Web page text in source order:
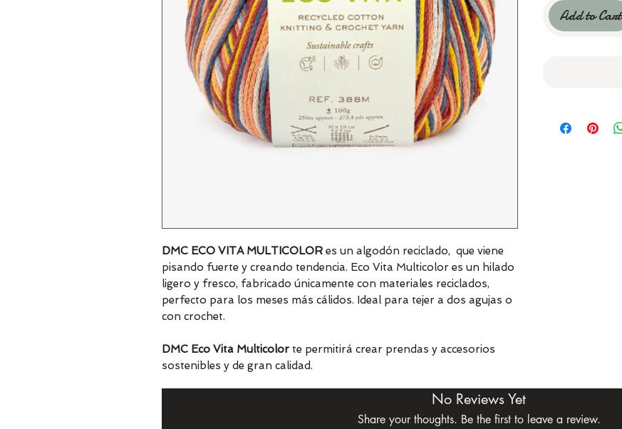
DMC ECO VITA MULTICOLOR es un algodón reciclado, que viene
pisando fuerte y creando tendencia. Eco Vita Multicolor es un hilado
ligero y fresco, fabricado únicamente con materiales reciclados,
perfecto para los meses más cálidos. Ideal para tejer a dos agujas o
con crochet.
DMC Eco Vita Multicolor te permitirá crear prendas y accesorios
sostenibles y de gran calidad.
Add to Cart
No Reviews Yet
Share your thoughts. Be the first to leave a review.